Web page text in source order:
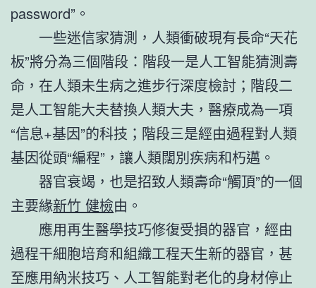
password”。
一些迷信家猜測，人類衝破現有長命“天花
板”將分為三個階段：階段一是人工智能猜測壽
命，在人類未生病之進步行深度檢討；階段二
是人工智能大夫替換人類大夫，醫療成為一項
“信息+基因”的科技；階段三是經由過程對人類
基因從頭“編程”，讓人類闊別疾病和朽邁。
器官衰竭，也是招致人類壽命“觸頂”的一個
主要緣新竹 健檢由。
應用再生醫學技巧修復受損的器官，經由
過程干細胞培育和組織工程天生新的器官，甚
至應用納米技巧、人工智能對老化的身材停止